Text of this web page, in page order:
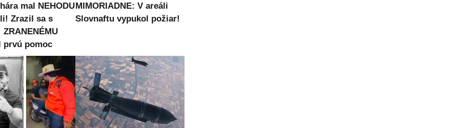
mal NEHODU
Zrazil sa s
prvú pomoc
MIMORIADNE: V areáli
Slovnaftu vypukol požiar!